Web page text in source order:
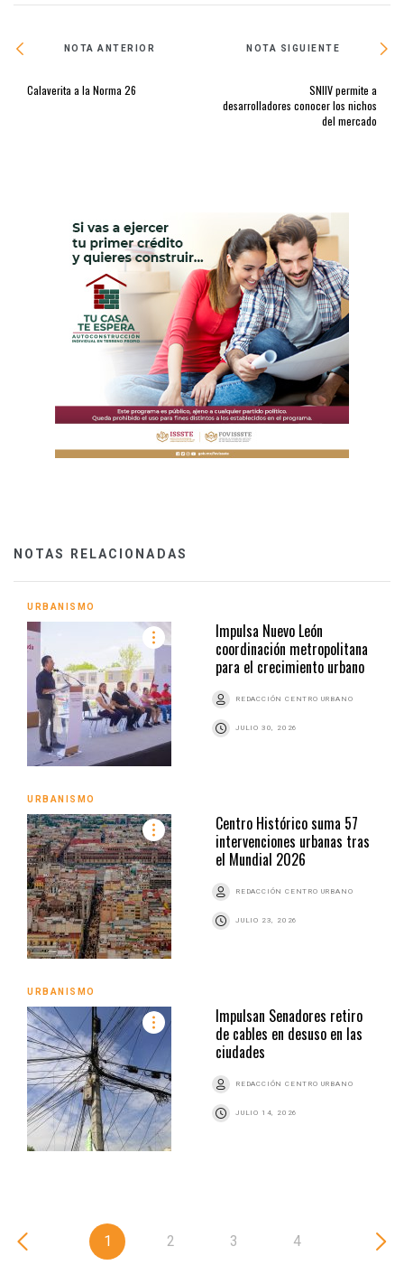
NOTA ANTERIOR
Calaverita a la Norma 26
NOTA SIGUIENTE
SNIIV permite a
desarrolladores conocer los nichos
del mercado
NOTAS RELACIONADAS
URBANISMO
Impulsa Nuevo León
coordinación metropolitana
para el crecimiento urbano
REDACCIÓN CENTRO URBANO
JULIO 30, 2026
URBANISMO
Centro Histórico suma 57
intervenciones urbanas tras
el Mundial 2026
REDACCIÓN CENTRO URBANO
JULIO 23, 2026
URBANISMO
Impulsan Senadores retiro
de cables en desuso en las
ciudades
REDACCIÓN CENTRO URBANO
JULIO 14, 2026
1 2 3 4